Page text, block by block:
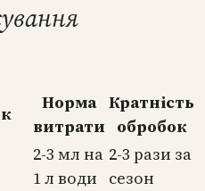
Норма
витрати
Кратність
обробок
2-3 мл на
1 л води
2-3 рази за
сезон